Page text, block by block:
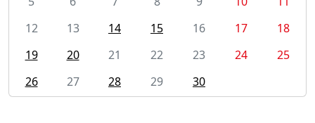
12
13 14 15 16 17
18
19
20 21 22 23 24
25
26
27 28 29 30